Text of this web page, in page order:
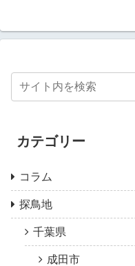
カテゴリー
コラム
探鳥地
千葉県
成田市